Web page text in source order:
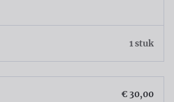
1 stuk
€ 30,00